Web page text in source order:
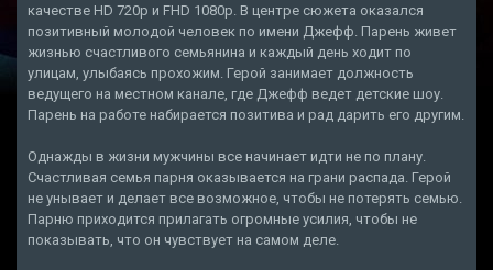
качестве HD 720p и FHD 1080p. В центре сюжета оказался
позитивный молодой человек по имени Джефф. Парень живет
жизнью счастливого семьянина и каждый день ходит по
улицам, улыбаясь прохожим. Герой занимает должность
ведущего на местном канале, где Джефф ведет детские шоу.
Парень на работе набирается позитива и рад дарить его другим.
Однажды в жизни мужчины все начинает идти не по плану.
Счастливая семья парня оказывается на грани распада. Герой
не унывает и делает все возможное, чтобы не потерять семью.
Парню приходится прилагать огромные усилия, чтобы не
показывать, что он чувствует на самом деле.